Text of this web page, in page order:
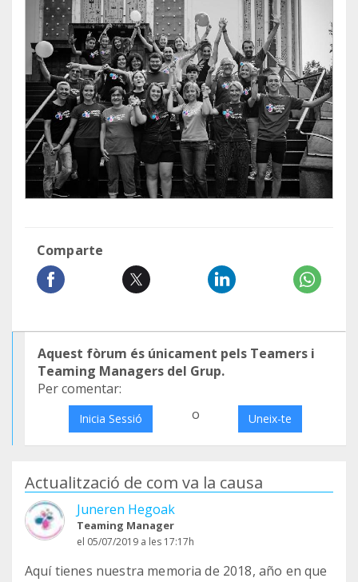
Comparte
Aquest fòrum és únicament pels Teamers i
Teaming Managers del Grup.
Per comentar:
Inicia Sessió o Uneix-te
Actualització de com va la causa
Juneren Hegoak
Teaming Manager
el 05/07/2019 a les 17:17h
Aquí tienes nuestra memoria de 2018, año en que